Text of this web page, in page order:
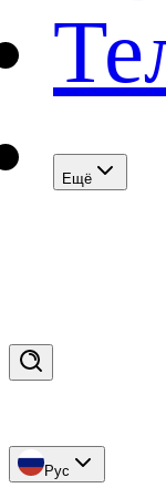
Eщё
Рус